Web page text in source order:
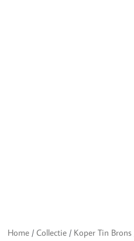
Home / Collectie / Koper Tin Brons